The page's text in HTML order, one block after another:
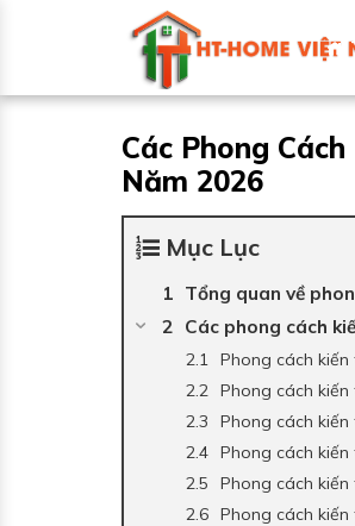
Các Phong
Năm 2026
Mục Lục
Tổng quan về
Các phong cách
Phong cách kiến
Phong cách
Phong cách kiến
Phong cách
Phong cách kiến
Phong cách kiến